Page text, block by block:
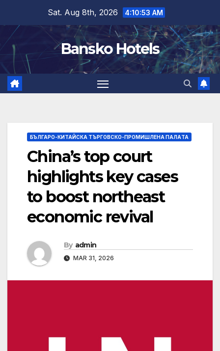
content
Sat. Aug 8th, 2026 4:10:54 AM
Bansko Hotels
БЪЛГАРО-КИТАЙСКА ТЪРГОВСКО-ПРОМИШЛЕНА ПАЛAТА
China’s top court
highlights key cases
to boost northeast
economic revival
By admin
MAR 31, 2026